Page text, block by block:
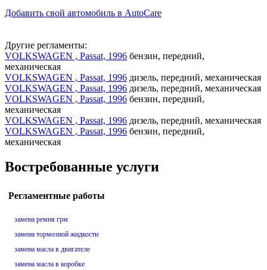
Добавить свой автомобиль в AutoCare
Другие регламенты:
VOLKSWAGEN , Passat, 1996 бензин, передний,
механическая
VOLKSWAGEN , Passat, 1996 дизель, передний, механическая
VOLKSWAGEN , Passat, 1996 дизель, передний, механическая
VOLKSWAGEN , Passat, 1996 бензин, передний,
механическая
VOLKSWAGEN , Passat, 1996 дизель, передний, механическая
VOLKSWAGEN , Passat, 1996 бензин, передний,
механическая
Востребованные услуги
Регламентные работы
замена ремня грм
замена тормозной жидкости
замена масла в двигателе
замена масла в коробке